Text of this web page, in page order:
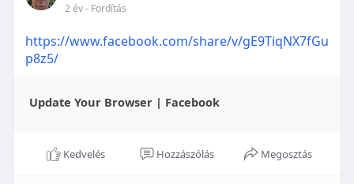
2 év- Fordítás
https://www.facebook.com/share/v/gE9TiqNX7fGu
p8z5/
Update Your Browser | Facebook
Kedvelés Hozzászólás Megosztás